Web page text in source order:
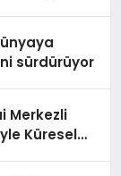
sürdürüyor
Merkezli
Küresel